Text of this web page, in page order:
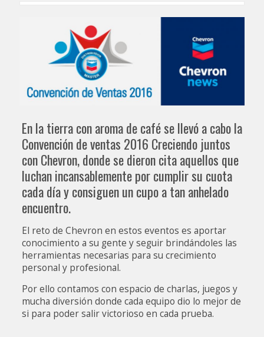
En la tierra con aroma de café se llevó a cabo la
Convención de ventas 2016 Creciendo juntos
con Chevron, donde se dieron cita aquellos que
luchan incansablemente por cumplir su cuota
cada día y consiguen un cupo a tan anhelado
encuentro.
El reto de Chevron en estos eventos es aportar
conocimiento a su gente y seguir brindándoles las
herramientas necesarias para su crecimiento
personal y profesional.
Por ello contamos con espacio de charlas, juegos y
mucha diversión donde cada equipo dio lo mejor de
si para poder salir victorioso en cada prueba.